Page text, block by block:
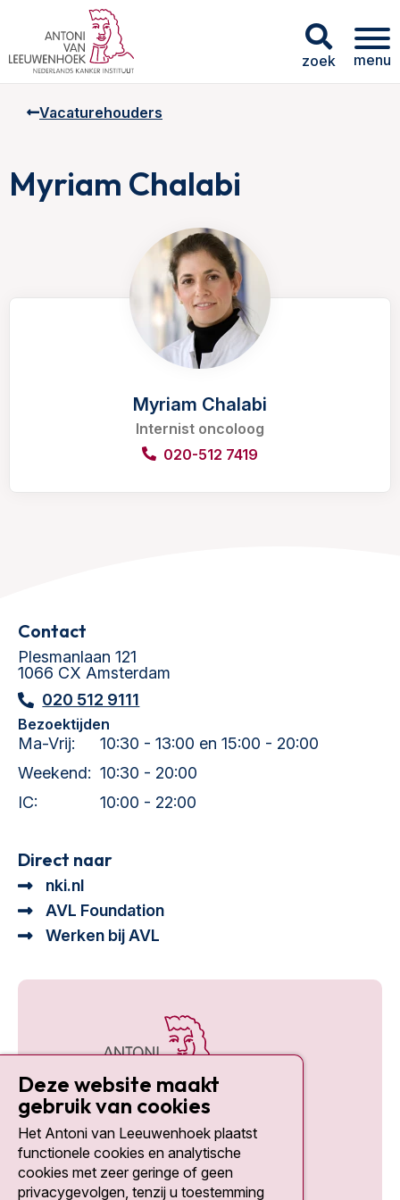
zoek menu
Vacaturehouders
Myriam Chalabi
Myriam Chalabi
Internist oncoloog
020-512 7419
Contact
Plesmanlaan 121
1066 CX Amsterdam
020 512 9111
Bezoektijden
Ma-Vrij:
10:30 - 13:00 en 15:00 - 20:00
Weekend: 10:30 - 20:00
IC:
10:00 - 22:00
Direct naar
nki.nl
AVL Foundation
Werken bij AVL
Social media
Deze website maakt
gebruik van cookies
Het Antoni van Leeuwenhoek plaatst
functionele cookies en analytische
cookies met zeer geringe of geen
privacygevolgen, tenzij u toestemming